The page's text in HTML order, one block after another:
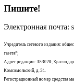
Пишите!
Электронная почта:
Учредитель сетевого издания:
газета”;
Адрес редакции: 353020,
Комсомольский, д. 31.
Регистрационный номер средства